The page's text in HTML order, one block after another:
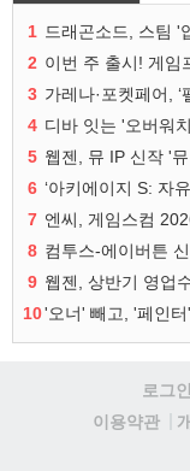
1 드래곤소드, 스팀 '
2 이번 주 출시! 게임
3 가레나·포켓페어,
4 디바 잇는 '오버워
5 웹젠, 뮤 IP 신작 '
6 ‘아키에이지 S: 자
7 엔씨, 게임스컴
8
9 웹젠, 상반기 영업
10'오너' 빼고, '페인
로그인
이용약관